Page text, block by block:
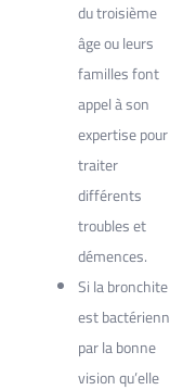
du troisième
âge ou leurs
familles font
appel à son
expertise pour
traiter
différents
troubles et
démences.
Si la bronchite
est
par la bonne
vision qu’elle